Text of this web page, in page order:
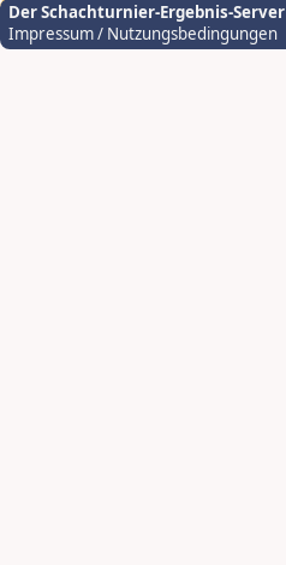
Der Schachturnier-Ergebnis-Server
Impressum / Nutzungsbedingungen